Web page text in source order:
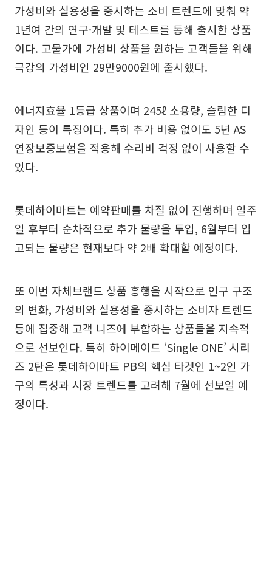
가성비와 실용성을 중시하는 소비 트렌드에 맞춰 약
1년여 간의 연구·개발 및 테스트를 통해 출시한 상품
이다. 고물가에 가성비 상품을 원하는 고객들을 위해
극강의 가성비인 29만9000원에 출시했다.
에너지효율 1등급 상품이며 245ℓ 소용량, 슬림한 디
자인 등이 특징이다. 특히 추가 비용 없이도 5년 AS
연장보증보험을 적용해 수리비 걱정 없이 사용할 수
있다.
롯데하이마트는 예약판매를 차질 없이 진행하며 일주
일 후부터 순차적으로 추가 물량을 투입, 6월부터 입
고되는 물량은 현재보다 약 2배 확대할 예정이다.
또 이번 자체브랜드 상품 흥행을 시작으로 인구 구조
의 변화, 가성비와 실용성을 중시하는 소비자 트렌드
등에 집중해 고객 니즈에 부합하는 상품들을 지속적
으로 선보인다. 특히 하이메이드 ‘Single ONE’ 시리
즈 2탄은 롯데하이마트 PB의 핵심 타겟인 1~2인 가
구의 특성과 시장 트렌드를 고려해 7월에 선보일 예
정이다.